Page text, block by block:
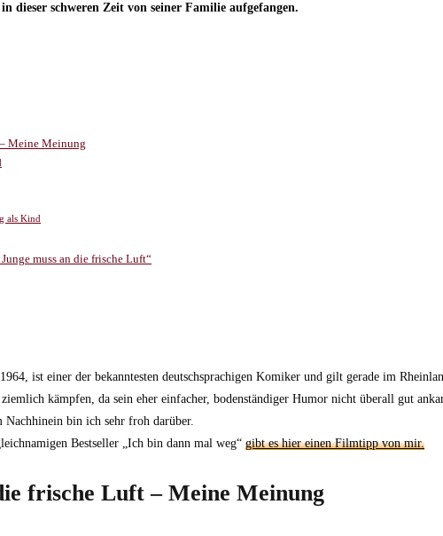
dieser schweren Zeit von seiner Familie aufgefangen.
Meine Meinung
als Kind
muss an die frische Luft“
ist einer der bekanntesten deutschsprachigen Komiker und gilt gerade im
kämpfen, da sein eher einfacher, bodenständiger Humor nicht überall gut
Nachhinein bin ich sehr froh darüber.
Bestseller „Ich bin dann mal weg“ gibt es hier einen Filmtipp von mir.
frische Luft – Meine Meinung